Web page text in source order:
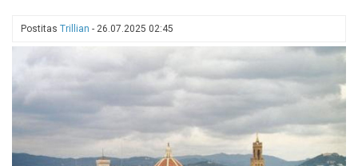
Postitas Trillian - 26.07.2025 02:45